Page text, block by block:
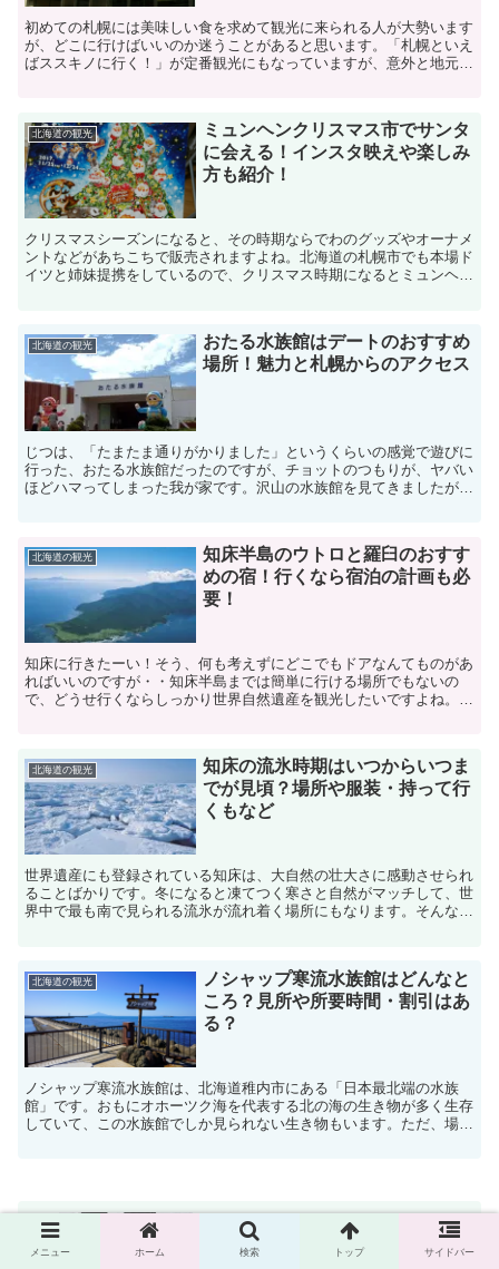
初めての札幌には美味しい食を求めて観光に来られる人が大勢います
が、どこに行けばいいのか迷うことがあると思います。「札幌といえ
ばススキノに行く！」が定番観光にもなっていますが、意外と地元の
北海道の観光
ミュンヘンクリスマス市でサンタ
に会える！インスタ映えや楽しみ
方も紹介！
クリスマスシーズンになると、その時期ならでわのグッズやオーナメ
ントなどがあちこちで販売されますよね。北海道の札幌市でも本場ド
イツと姉妹提携をしているので、クリスマス時期になるとミュンヘン
北海道の観光
おたる水族館はデートのおすすめ
場所！魅力と札幌からのアクセス
じつは、「たまたま通りがかりました」というくらいの感覚で遊びに
行った、おたる水族館だったのですが、チョットのつもりが、ヤバい
ほどハマってしまった我が家です。沢山の水族館を見てきましたが、
北海道の観光
知床半島のウトロと羅臼のおすす
めの宿！行くなら宿泊の計画も必
要！
知床に行きたーい！そう、何も考えずにどこでもドアなんてものがあ
ればいいのですが・・知床半島までは簡単に行ける場所でもないの
で、どうせ行くならしっかり世界自然遺産を観光したいですよね。そ
北海道の観光
知床の流氷時期はいつからいつま
でが見頃？場所や服装・持って行
くもなど
世界遺産にも登録されている知床は、大自然の壮大さに感動させられ
ることばかりです。冬になると凍てつく寒さと自然がマッチして、世
界中で最も南で見られる流氷が流れ着く場所にもなります。そんな知
北海道の観光
ノシャップ寒流水族館はどんなと
ころ？見所や所要時間・割引はあ
る？
ノシャップ寒流水族館は、北海道稚内市にある「日本最北端の水族
館」です。おもにオホーツク海を代表する北の海の生き物が多く生存
していて、この水族館でしか見られない生き物もいます。ただ、場所
スキーブーツのサイズが合わない対処法
は？大きい・痛い時調整できる？
メニュー ホーム 検索 トップ サイドバー